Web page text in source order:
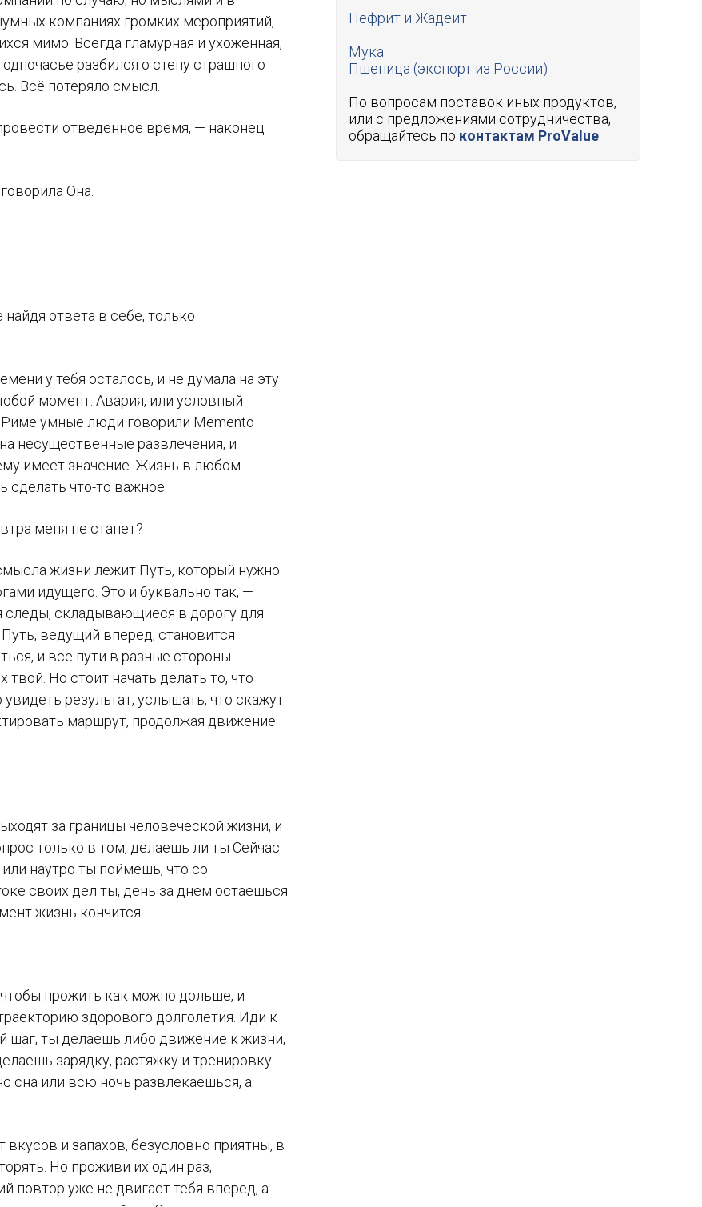
Нефрит и Жадеит
Мука
Пшеница (экспорт из России)
По вопросам поставок иных продуктов,
или c предложениями сотрудничества,
обращайтесь по контактам ProValue.
компаниях громких мероприятий,
мимо. Всегда гламурная и ухоженная,
разбился о стену страшного
Всё потеряло смысл.
отведенное время, — наконец
Она.
ответа в себе, только
у тебя осталось, и не думала на эту
момент. Авария, или условный
умные люди говорили Memento
несущественные развлечения, и
имеет значение. Жизнь в любом
сделать что-то важное.
меня не станет?
жизни лежит Путь, который нужно
идущего. Это и буквально так, —
следы, складывающиеся в дорогу для
ведущий вперед, становится
и все пути в разные стороны
твой. Но стоит начать делать то, что
результат, услышать, что скажут
маршрут, продолжая движение
за границы человеческой жизни, и
только в том, делаешь ли ты Сейчас
наутро ты поймешь, что со
своих дел ты, день за днем остаешься
жизнь кончится.
прожить как можно дольше, и
здорового долголетия. Иди к
шаг, ты делаешь либо движение к жизни,
зарядку, растяжку и тренировку
сна или всю ночь развлекаешься, а
и запахов, безусловно приятны, в
Но проживи их один раз,
уже не двигает тебя вперед, а